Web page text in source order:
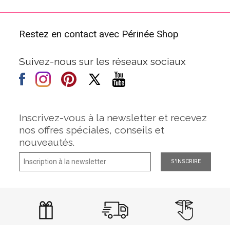
Restez en contact avec Périnée Shop
Suivez-nous sur les réseaux sociaux
Inscrivez-vous à la newsletter et recevez
nos offres spéciales, conseils et
nouveautés.
S'INSCRIRE